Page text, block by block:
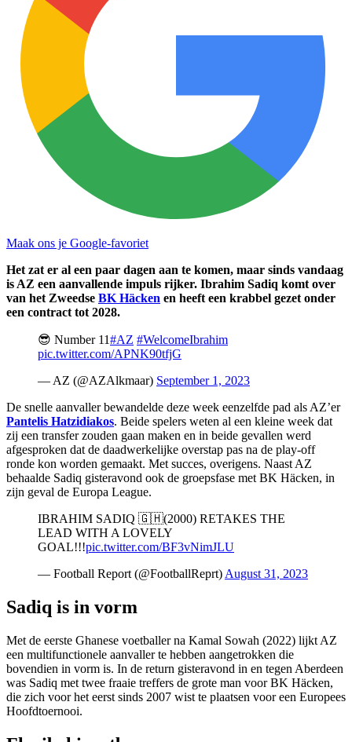
Maak ons je Google-favoriet
Het zat er al een paar dagen aan te komen, maar sinds vandaag
is AZ een aanvallende impuls rijker. Ibrahim Sadiq komt over
van het Zweedse BK Häcken en heeft een krabbel gezet onder
een contract tot 2028.
😎 Number 11#AZ #WelcomeIbrahim
pic.twitter.com/APNK90tfjG
— AZ (@AZAlkmaar) September 1, 2023
De snelle aanvaller bewandelde deze week eenzelfde pad als AZ’er
Pantelis Hatzidiakos. Beide spelers weten al een kleine week dat
zij een transfer zouden gaan maken en in beide gevallen werd
afgesproken dat de daadwerkelijke overstap pas na de play-off
ronde kon worden gemaakt. Met succes, overigens. Naast AZ
behaalde Sadiq gisteravond ook de groepsfase met BK Häcken, in
zijn geval de Europa League.
IBRAHIM SADIQ 🇬🇭(2000) RETAKES THE
LEAD WITH A LOVELY
GOAL!!!pic.twitter.com/BF3vNimJLU
— Football Report (@FootballReprt) August 31, 2023
Sadiq is in vorm
Met de eerste Ghanese voetballer na Kamal Sowah (2022) lijkt AZ
een multifunctionele aanvaller te hebben aangetrokken die
bovendien in vorm is. In de return gisteravond in en tegen Aberdeen
was Sadiq met twee fraaie treffers de grote man voor BK Häcken,
die zich voor het eerst sinds 2007 wist te plaatsen voor een Europees
Hoofdtoernooi.